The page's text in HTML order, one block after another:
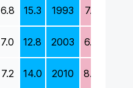
6.8 15.3 1993 7.2
7.0 12.8 2003 6.2
7.2 14.0 2010 8.6